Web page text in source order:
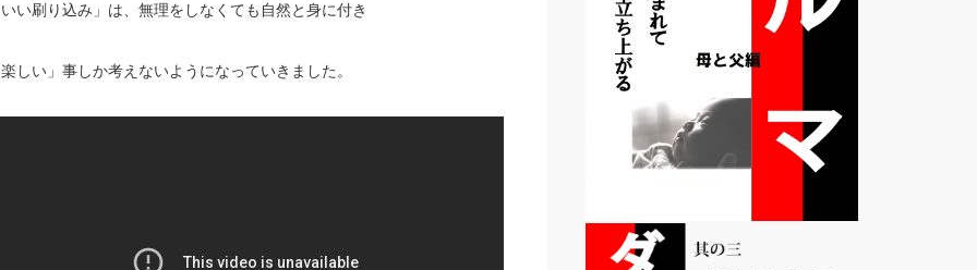
い刷り込み」は、無理をしなくても自然と身に付き
しい」事しか考えないようになっていきました。